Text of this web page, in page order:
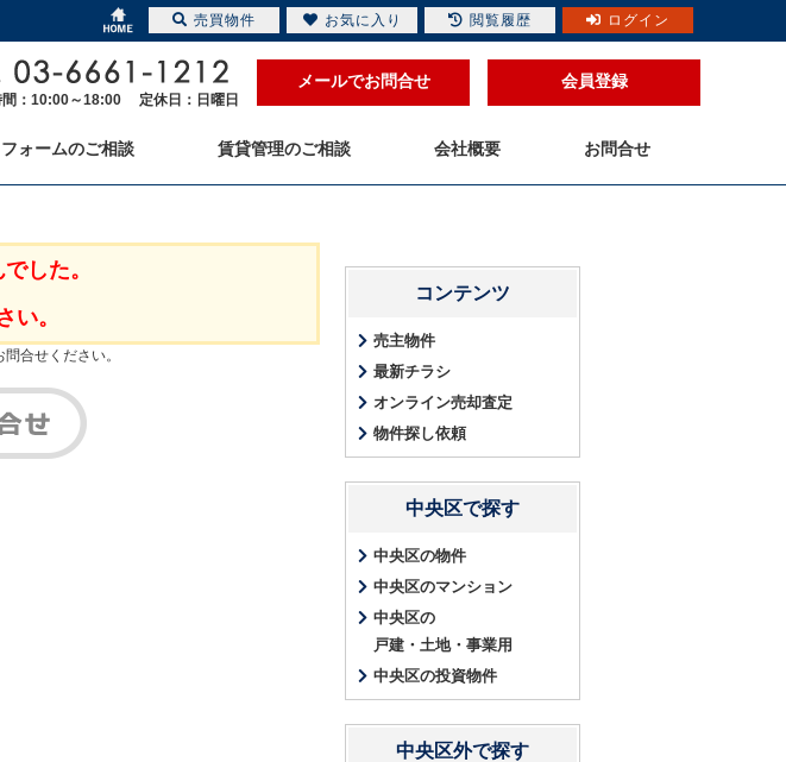
間：10:00～18:00 定休日：日曜日
メールでお問合せ 会員登録
フォームのご相談 賃貸管理のご相談 会社概要 お問合せ
した。
い。
合せください。
コンテンツ
売主物件
最新チラシ
オンライン売却査定
物件探し依頼
中央区で探す
中央区の物件
中央区のマンション
中央区の
戸建・土地・事業用
中央区の投資物件
中央区外で探す
売買物件 お気に入り 閲覧履歴 ログイン